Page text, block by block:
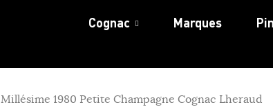
Cognac Marques
Millésime 1980 Petite Champagne Cognac Lheraud